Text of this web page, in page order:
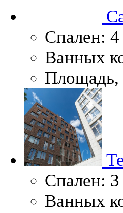
Спален: 4
Ванных
Площадь,
Спален: 3
Ванных